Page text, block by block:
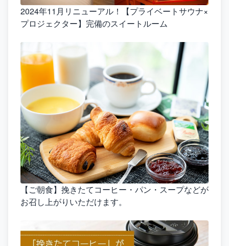
2024年11月リニューアル！【プライベートサウナ×
プロジェクター】完備のスイートルーム
【ご朝食】挽きたてコーヒー・パン・スープなどが
お召し上がりいただけます。